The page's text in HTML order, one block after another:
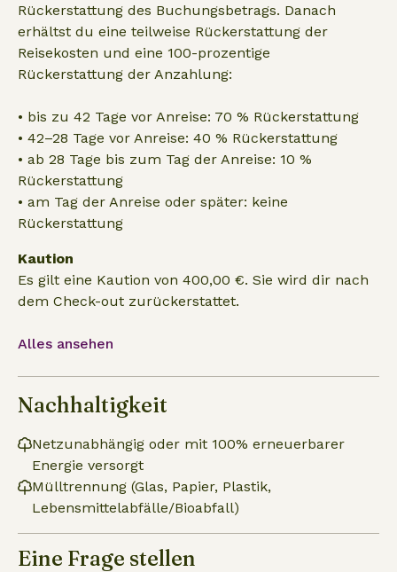
Rückerstattung des Buchungsbetrags. Danach
erhältst du eine teilweise Rückerstattung der
Reisekosten und eine 100-prozentige
Rückerstattung der Anzahlung:
• bis zu 42 Tage vor Anreise: 70 % Rückerstattung
• 42–28 Tage vor Anreise: 40 % Rückerstattung
• ab 28 Tage bis zum Tag der Anreise: 10 %
Rückerstattung
• am Tag der Anreise oder später: keine
Rückerstattung
Kaution
Es gilt eine Kaution von 400,00 €. Sie wird dir nach
dem Check-out zurückerstattet.
Alles ansehen
Nachhaltigkeit
Netzunabhängig oder mit 100% erneuerbarer
Energie versorgt
Mülltrennung (Glas, Papier, Plastik,
Lebensmittelabfälle/Bioabfall)
Eine Frage stellen